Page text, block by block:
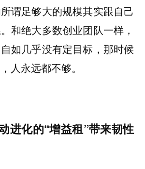
谓足够大的规模其实跟自己
和绝大多数创业团队一样，
如几乎没有定目标，那时候
人永远都不够。
进化的“增益租”带来韧性